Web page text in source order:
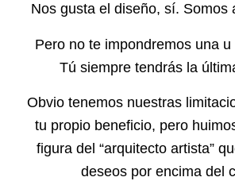
Nos gusta el diseño, sí. Somos
Pero no te impondremos una
Tú siempre tendrás la
Obvio tenemos nuestras
tu propio beneficio, pero
figura del “arquitecto artista”
deseos por encima del